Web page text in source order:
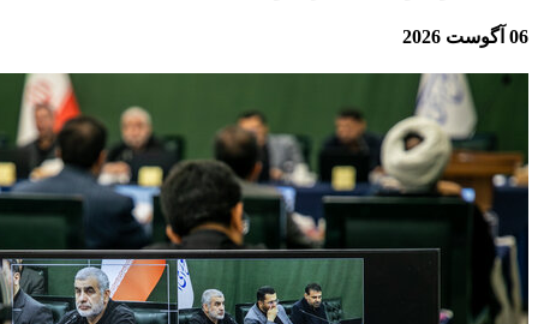
06 آگوست 2026